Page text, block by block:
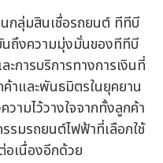
นกลุ่มสินเชื่อรถยนต์ ทีทีบี
นถึงความมุ่งมั่นของทีทีบี
การบริการทางการเงินที่
าและพันธมิตรในยุคยาน
ามไว้วางใจจากทั้งลูกค้า
รมรถยนต์ไฟฟ้าที่เลือกใช้
อเนื่องอีกด้วย